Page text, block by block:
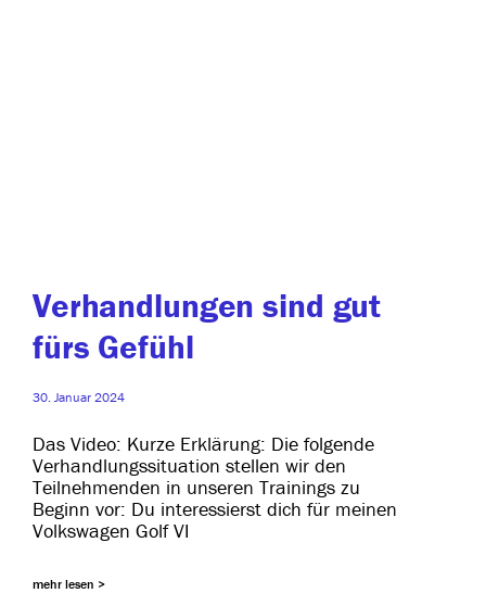
Verhandlungen sind gut
fürs Gefühl
30. Januar 2024
Das Video: Kurze Erklärung: Die fol­gen­de
Verhandlungssituation stel­len wir den
Teilnehmenden in unse­ren Trainings zu
Beginn vor: Du inter­es­sierst dich für mei­nen
Volkswagen Golf VI
mehr lesen >